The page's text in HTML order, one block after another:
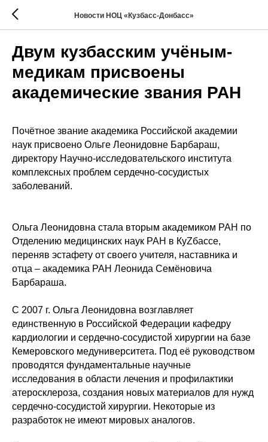
Новости НОЦ «Кузбасс-Донбасс»
Двум кузбасским учёным-
медикам присвоены
академические звания РАН
Почётное звание академика Российской академии
наук присвоено Ольге Леонидовне Барбараш,
директору Научно-исследовательского института
комплексных проблем сердечно-сосудистых
заболеваний.
Ольга Леонидовна стала вторым академиком РАН по
Отделению медицинских наук РАН в КуZбассе,
переняв эстафету от своего учителя, наставника и
отца – академика РАН Леонида Семёновича
Барбараша.
С 2007 г. Ольга Леонидовна возглавляет
единственную в Российской Федерации кафедру
кардиологии и сердечно-сосудистой хирургии на базе
Кемеровского медуниверситета. Под её руководством
проводятся фундаментальные научные
исследования в области лечения и профилактики
атеросклероза, создания новых материалов для нужд
сердечно-сосудистой хирургии. Некоторые из
разработок не имеют мировых аналогов.